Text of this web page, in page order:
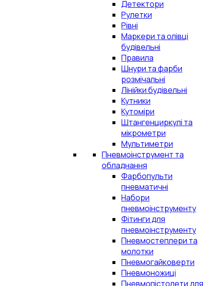
Детектори
Рулетки
Рівні
Маркери та олівці
будівельні
Правила
Шнури та фарби
розмічальні
Лінійки будівельні
Кутники
Кутоміри
Штангенциркулі та
мікрометри
Мультиметри
Пневмоінструмент та
обладнання
Фарбопульти
пневматичні
Набори
пневмоінструменту
Фітинги для
пневмоінструменту
Пневмостеплери та
молотки
Пневмогайковерти
Пневмоножиці
Пневмопістолети для